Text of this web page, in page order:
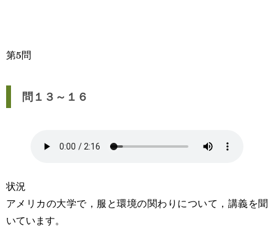
第5問
問１３～１６
状況
アメリカの大学で，服と環境の関わりについて，講義を聞
いています。